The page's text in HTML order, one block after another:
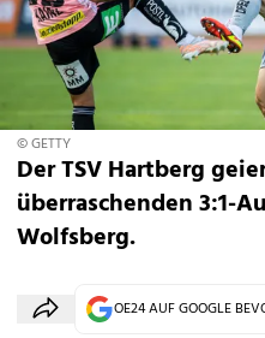
© GETTY
Der TSV Hartberg
überraschenden 3:1-
Wolfsberg.
OE24 AUF GOOGLE